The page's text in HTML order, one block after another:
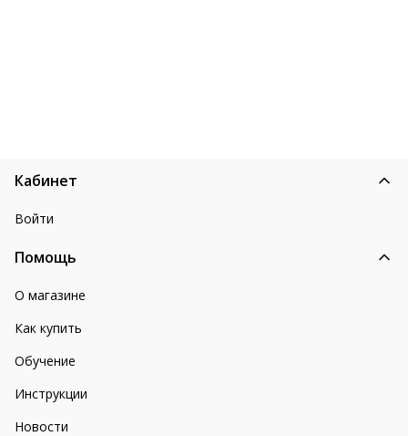
Кабинет
Войти
Помощь
О магазине
Как купить
Обучение
Инструкции
Новости